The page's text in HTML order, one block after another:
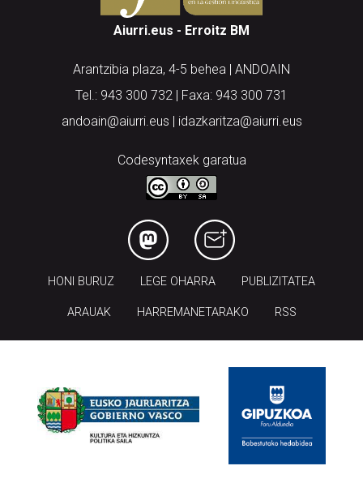
Aiurri.eus - Erroitz BM
Arantzibia plaza, 4-5 behea | ANDOAIN
Tel.: 943 300 732 | Faxa: 943 300 731
andoain@aiurri.eus | idazkaritza@aiurri.eus
Codesyntaxek garatua
HONI BURUZ LEGE OHARRA PUBLIZITATEA
ARAUAK HARREMANETARAKO RSS